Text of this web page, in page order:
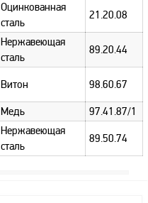
Оцинкованная
сталь
21.20.08
Нержавеющая
сталь
89.20.44
Витон 98.60.67
Медь 97.41.87/1
Нержавеющая
сталь
89.50.74